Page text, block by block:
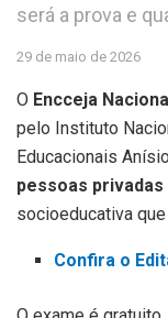
será a prova e
29 de maio de 2026
O Encceja
pelo Instituto
Educacionais
pessoas
socioeducativa
Confira o